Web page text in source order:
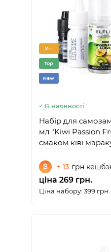
Хіт
Top
New
В наявності
Набір для
мл "Kiwi Passion
смаком ківі
+ 13 грн
ціна 269 грн.
Ціна набору: 399 грн.